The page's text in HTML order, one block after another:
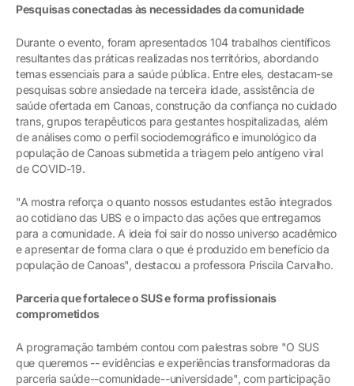
Pesquisas conectadas às necessidades da comunidade
Durante o evento, foram apresentados 104 trabalhos científicos
resultantes das práticas realizadas nos territórios, abordando
temas essenciais para a saúde pública. Entre eles, destacam-se
pesquisas sobre ansiedade na terceira idade, assistência de
saúde ofertada em Canoas, construção da confiança no cuidado
trans, grupos terapêuticos para gestantes hospitalizadas, além
de análises como o perfil sociodemográfico e imunológico da
população de Canoas submetida a triagem pelo antígeno viral
de COVID-19.
"A mostra reforça o quanto nossos estudantes estão integrados
ao cotidiano das UBS e o impacto das ações que entregamos
para a comunidade. A ideia foi sair do nosso universo acadêmico
e apresentar de forma clara o que é produzido em benefício da
população de Canoas", destacou a professora Priscila Carvalho.
Parceria que fortalece o SUS e forma profissionais
comprometidos
A programação também contou com palestras sobre "O SUS
que queremos -- evidências e experiências transformadoras da
parceria saúde--comunidade--universidade", com participação